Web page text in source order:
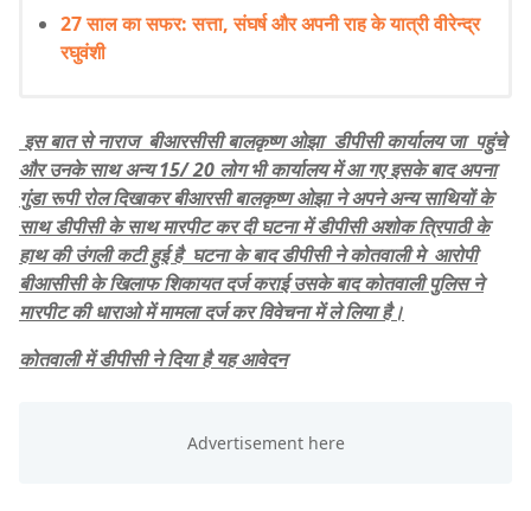
27 साल का सफर: सत्ता, संघर्ष और अपनी राह के यात्री वीरेन्द्र
रघुवंशी
इस बात से नाराज बीआरसीसी बालकृष्ण ओझा डीपीसी कार्यालय जा पहुंचे
और उनके साथ अन्य 15/ 20 लोग भी कार्यालय में आ गए इसके बाद अपना
गुंडा रूपी रोल दिखाकर बीआरसी बालकृष्ण ओझा ने अपने अन्य साथियों के
साथ डीपीसी के साथ मारपीट कर दी घटना में डीपीसी अशोक त्रिपाठी के
हाथ की उंगली कटी हुई है घटना के बाद डीपीसी ने कोतवाली मे आरोपी
बीआसीसी के खिलाफ शिकायत दर्ज कराई उसके बाद कोतवाली पुलिस ने
मारपीट की धाराओ में मामला दर्ज कर विवेचना में ले लिया है।
कोतवाली में डीपीसी ने दिया है यह आवेदन